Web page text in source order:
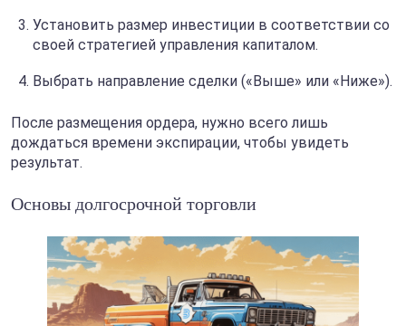
Установить размер инвестиции в соответствии со
своей стратегией управления капиталом.
Выбрать направление сделки («Выше» или «Ниже»).
После размещения ордера, нужно всего лишь
дождаться времени экспирации, чтобы увидеть
результат.
Основы долгосрочной торговли